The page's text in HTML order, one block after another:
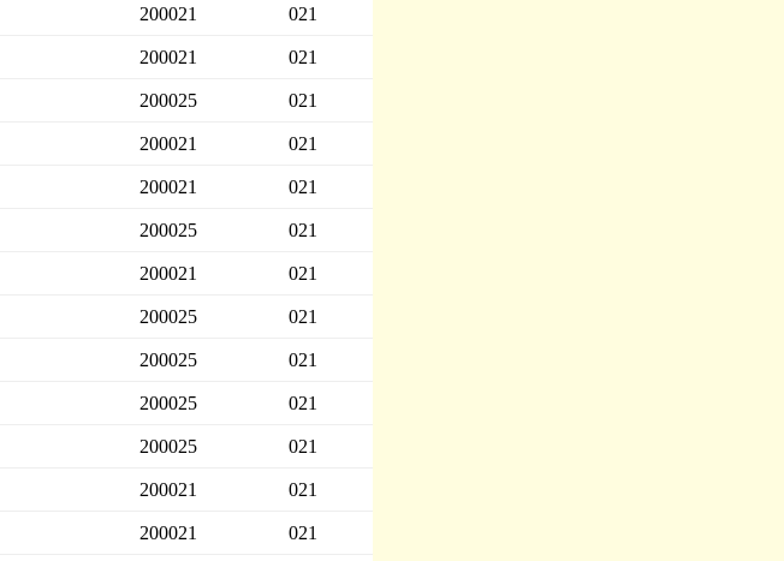
200021 021
200021 021
200025 021
200021 021
200021 021
200025 021
200021 021
200025 021
200025 021
200025 021
200025 021
200021 021
200021 021